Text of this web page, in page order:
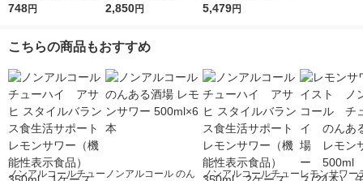
本ビール
748円
（24本） 日本ビール
2,850円
（48本） 日本ビール
5,479円
こちらの商品もおすすめ
ノンアルコールチュー ノンアルコール のん
ノンアルコールチューレモンサワー